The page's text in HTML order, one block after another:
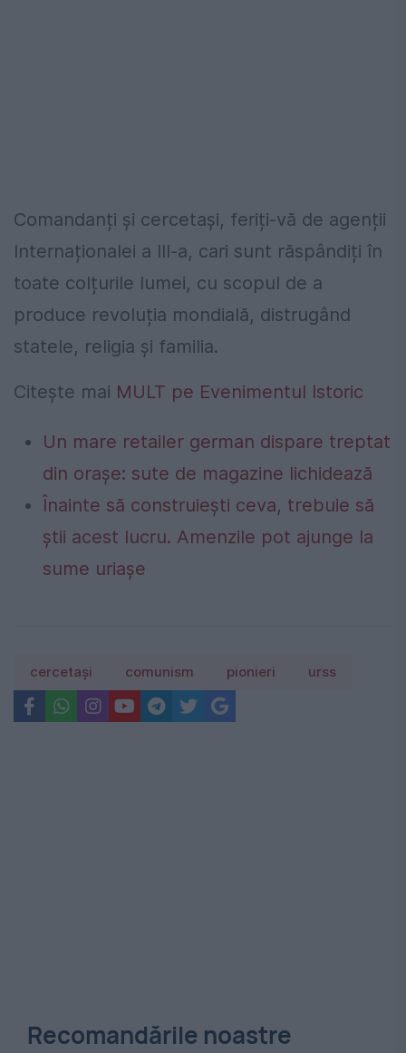
Comandanți și cercetași, feriți-vă de agenții
Internaționalei a III-a, cari sunt răspândiți în
toate colțurile lumei, cu scopul de a
produce revoluția mondială, distrugând
statele, religia și familia.
Citește mai MULT pe Evenimentul Istoric
Un mare retailer german dispare treptat
din orașe: sute de magazine lichidează
Înainte să construiești ceva, trebuie să
știi acest lucru. Amenzile pot ajunge la
sume uriașe
cercetași comunism pionieri urss
Recomandările noastre